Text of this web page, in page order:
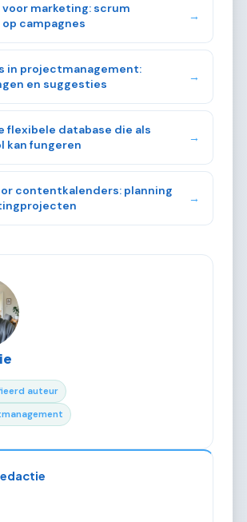
marketing: scrum
campagnes
→
in projectmanagement:
en suggesties
→
flexibele database die als
kan fungeren
→
contentkalenders: planning
→
auteur